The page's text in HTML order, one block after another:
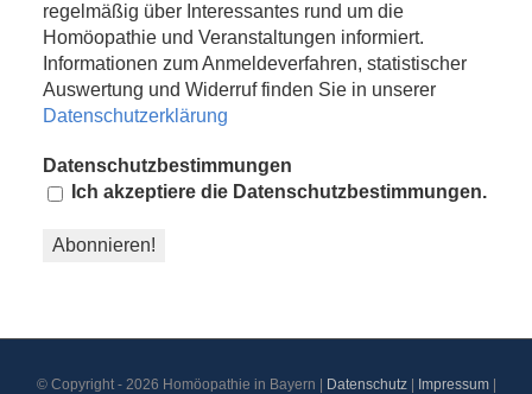
regelmäßig über Interessantes rund um die
Homöopathie und Veranstaltungen informiert.
Informationen zum Anmeldeverfahren, statistischer
Auswertung und Widerruf finden Sie in unserer
Datenschutzerklärung
Datenschutzbestimmungen
Ich akzeptiere die Datenschutzbestimmungen.
© Copyright - 2026 Homöopathie in Bayern | Datenschutz| Impressum|